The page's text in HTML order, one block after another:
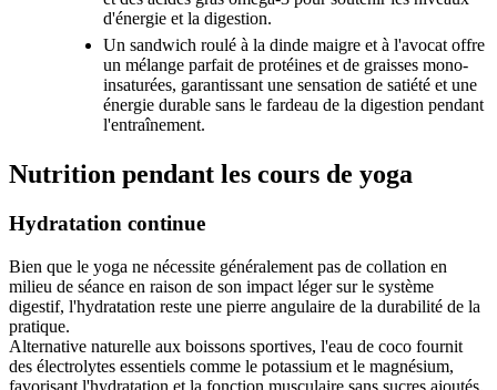
d'énergie et la digestion.
Un sandwich roulé à la dinde maigre et à l'avocat offre
un mélange parfait de protéines et de graisses mono-
insaturées, garantissant une sensation de satiété et une
énergie durable sans le fardeau de la digestion pendant
l'entraînement.
Nutrition pendant les cours de yoga
Hydratation continue
Bien que le yoga ne nécessite généralement pas de collation en
milieu de séance en raison de son impact léger sur le système
digestif, l'hydratation reste une pierre angulaire de la durabilité de la
pratique.
Alternative naturelle aux boissons sportives, l'eau de coco fournit
des électrolytes essentiels comme le potassium et le magnésium,